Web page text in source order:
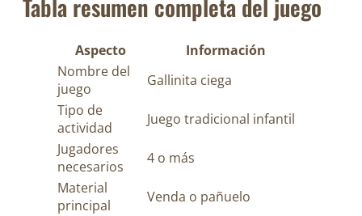
Tabla resumen completa del juego
Aspecto
Información
Nombre del
juego
Gallinita ciega
Tipo de
actividad
Juego tradicional infantil
Jugadores
necesarios
4 o más
Material
principal
Venda o pañuelo